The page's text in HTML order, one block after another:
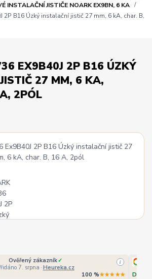
INSTALAČNÍ JISTIČE NOARK EX9BN, 6 KA
2P B16 Úzký instalační jistič 27 mm, 6 kA, char. B,
EX9B40J 2P B16 ÚZKÝ
27 MM, 6 KA,
2PÓL
Ověřený zákazník✓
7. srpna · Heureka.cz
i
100 %★★★★★